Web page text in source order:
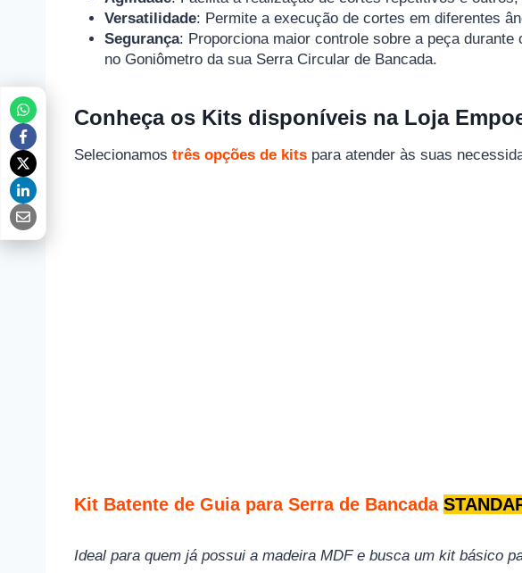
Versatilidade: Permite a execução de cortes em diferentes
Segurança: Proporciona maior controle sobre a peça
no Goniômetro da sua Serra Circular de Bancada.
Conheça os Kits disponíveis na Loja
Selecionamos três opções de kits para atender às suas
Kit Batente de Guia para Serra de Bancada
Ideal para quem já possui a madeira MDF e busca um kit básico